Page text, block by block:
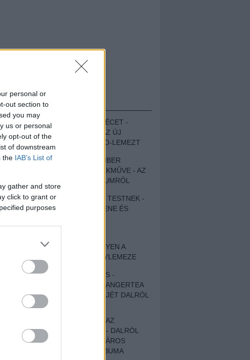
personal or
out section to
you may
us or personal
opt-out of the
of downstream
the IAB’s List of
gather and store
click to grant or
purposes
EZT HALLGASD!
MEGUGROTTÁK A LÉCET -
MEGHALLGATTUK AZ ÚJ
PROTEST THE HERO-LEMEZT
EGY DÜHÖS VÉNEMBER
UNIVERZÁLIS REMEKMŰVE - AZ
ÚJ BOB DYLAN-ALBUMRÓL
ZENE LÉLEKNEK ÉS TESTNEK -
AUTENTIKUS NÉPZENE ÉS
SZOMORKODÁS - ILYEN A
KATATONIA ÚJ NAGYLEMEZE
CROCODILE NERVES -
HALLGASD MEG AZ ANGERTEA
MA MEGJELENT EP-JÉT DALRÓL
DALRA!
A FELELŐSSÉGTŐL AZ
ELLOPOTT FÖLDIG - DALRÓL
DALRA A KÉPZELT VÁROS
SAMIZDAT CÍMŰ ALBUMA